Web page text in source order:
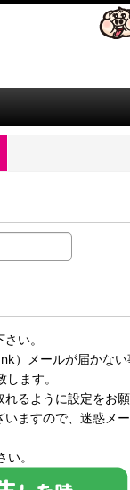
い。
メールが届かない
ます。
るように設定をお願
ますので、迷惑メ
。